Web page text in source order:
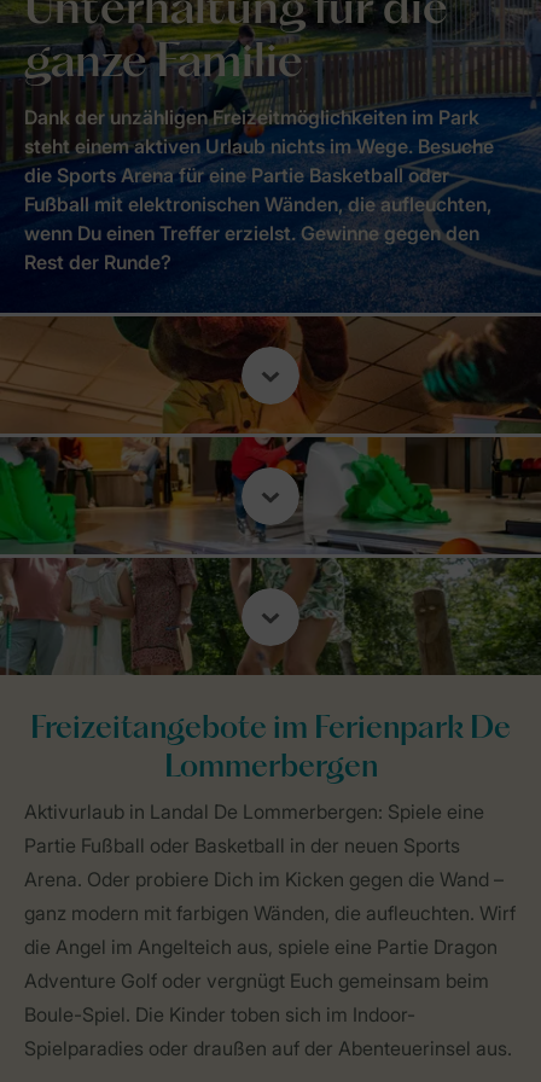
Unterhaltung für die
ganze Familie
Dank der unzähligen Freizeitmöglichkeiten im Park
steht einem aktiven Urlaub nichts im Wege. Besuche
die Sports Arena für eine Partie Basketball oder
Fußball mit elektronischen Wänden, die aufleuchten,
wenn Du einen Treffer erzielst. Gewinne gegen den
Rest der Runde?
Freizeitangebote im Ferienpark De
Lommerbergen
Aktivurlaub in Landal De Lommerbergen: Spiele eine
Partie Fußball oder Basketball in der neuen Sports
Arena. Oder probiere Dich im Kicken gegen die Wand –
ganz modern mit farbigen Wänden, die aufleuchten. Wirf
die Angel im Angelteich aus, spiele eine Partie Dragon
Adventure Golf oder vergnügt Euch gemeinsam beim
Boule-Spiel. Die Kinder toben sich im Indoor-
Spielparadies oder draußen auf der Abenteuerinsel aus.